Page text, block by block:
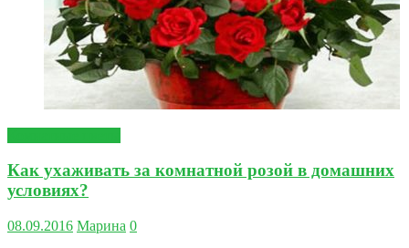
Как ухаживать за комнатной розой в домашних
условиях?
08.09.2016 Марина 0